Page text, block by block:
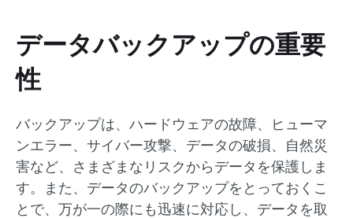
データバックアップの重要
性
バックアップは、ハードウェアの故障、ヒューマ
ンエラー、サイバー攻撃、データの破損、自然災
害など、さまざまなリスクからデータを保護しま
す。また、データのバックアップをとっておくこ
とで、万が一の際にも迅速に対応し、データを取